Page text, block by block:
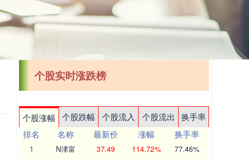
个股实时涨跌榜
个股涨幅 个股跌幅 个股流入 个股流出
换手率
排名
名称 最新价 涨幅
换手率
1
N津富 37.49 114.72% 77.46%